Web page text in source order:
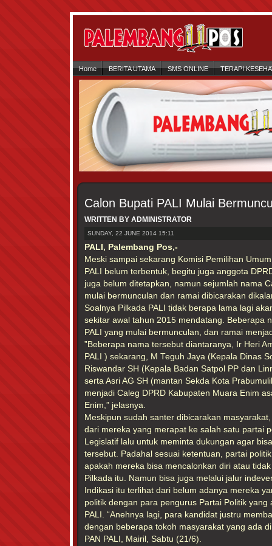
Home BERITA UTAMA SMS ONLINE TERAPI
Calon Bupati PALI Mulai
WRITTEN BY ADMINISTRATOR
SUNDAY, 22 JUNE 2014 15:11
PALI, Palembang Pos,-
Meski sampai sekarang Komisi Pemilihan
PALI belum terbentuk, begitu juga anggota
juga belum ditetapkan, namun sejumlah nama
mulai bermunculan dan ramai dibicarakan
Soalnya Pilkada PALI tidak berapa lama lagi
sekitar awal tahun 2015 mendatang. Beberapa
PALI yang mulai bermunculan, dan ramai
”Beberapa nama tersebut diantaranya, Ir Heri
PALI ) sekarang, M Teguh Jaya (Kepala Dinas
Riswandar SH (Kepala Badan Satpol PP dan
serta Asri AG SH (mantan Sekda Kota
menjadi Caleg DPRD Kabupaten Muara Enim
Enim,” jelasnya.
Meskipun sudah santer dibicarakan
dari mereka yang merapat ke salah satu partai
Legislatif lalu untuk meminta dukungan agar
tersebut. Padahal sesuai ketentuan, partai
apakah mereka bisa mencalonkan diri atau
Pilkada itu. Namun bisa juga melalui jalur
Indikasi itu terlihat dari belum adanya mereka
politik dengan para pengurus Partai Politik
PALI. “Anehnya lagi, para kandidat justru
dengan beberapa tokoh masyarakat yang ada
PAN PALI, Mairil, Sabtu (21/6).